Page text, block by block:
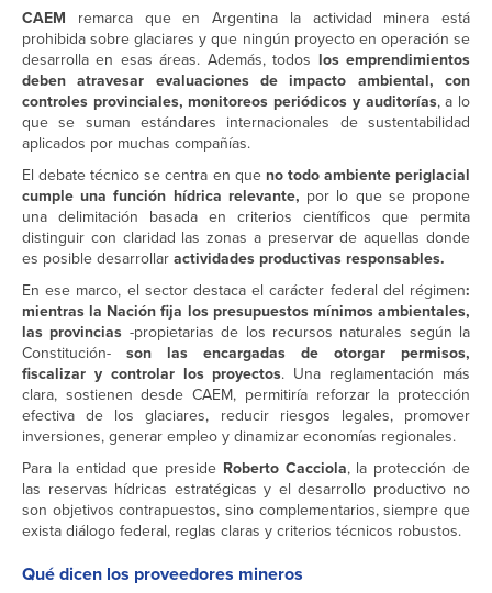
CAEM remarca que en Argentina la actividad minera está
prohibida sobre glaciares y que ningún proyecto en operación se
desarrolla en esas áreas. Además, todos los emprendimientos
deben atravesar evaluaciones de impacto ambiental, con
controles provinciales, monitoreos periódicos y auditorías, a lo
que se suman estándares internacionales de sustentabilidad
aplicados por muchas compañías.
El debate técnico se centra en que no todo ambiente periglacial
cumple una función hídrica relevante, por lo que se propone
una delimitación basada en criterios científicos que permita
distinguir con claridad las zonas a preservar de aquellas donde
es posible desarrollaractividades productivas responsables.
En ese marco, el sector destaca el carácter federal del régimen:
mientras la Nación fija los presupuestos mínimos ambientales,
las provincias -propietarias de los recursos naturales según la
Constitución- son las encargadas de otorgar permisos,
fiscalizar y controlar los proyectos. Una reglamentación más
clara, sostienen desde CAEM, permitiría reforzar la protección
efectiva de los glaciares, reducir riesgos legales, promover
inversiones, generar empleo y dinamizar economías regionales.
Para la entidad que preside Roberto Cacciola, la protección de
las reservas hídricas estratégicas y el desarrollo productivo no
son objetivos contrapuestos, sino complementarios, siempre que
exista diálogo federal, reglas claras y criterios técnicos robustos.
Qué dicen los proveedores mineros